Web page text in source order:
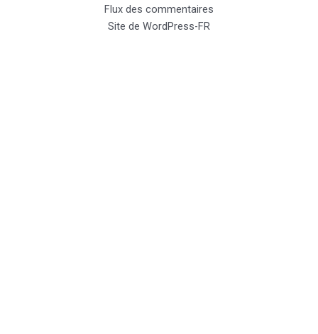
Flux des commentaires
Site de WordPress-FR